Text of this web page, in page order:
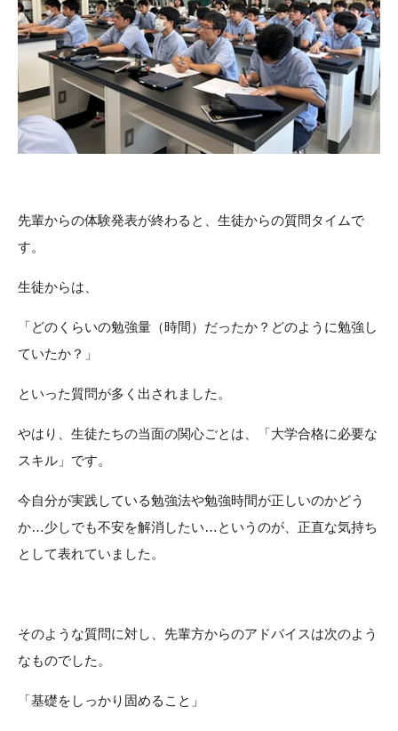
先輩からの体験発表が終わると、生徒からの質問タイムで
す。
生徒からは、
「どのくらいの勉強量（時間）だったか？どのように勉強し
ていたか？」
といった質問が多く出されました。
やはり、生徒たちの当面の関心ごとは、「大学合格に必要な
スキル」です。
今自分が実践している勉強法や勉強時間が正しいのかどう
か…少しでも不安を解消したい…というのが、正直な気持ち
として表れていました。
そのような質問に対し、先輩方からのアドバイスは次のよう
なものでした。
「基礎をしっかり固めること」